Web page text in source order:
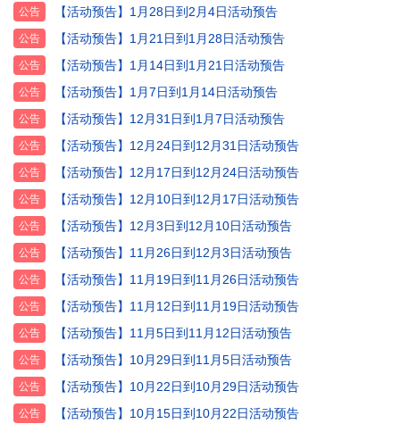
公告 【活动预告】1月28日到2月4日活动预告
公告 【活动预告】1月21日到1月28日活动预告
公告 【活动预告】1月14日到1月21日活动预告
公告 【活动预告】1月7日到1月14日活动预告
公告 【活动预告】12月31日到1月7日活动预告
公告 【活动预告】12月24日到12月31日活动预告
公告 【活动预告】12月17日到12月24日活动预告
公告 【活动预告】12月10日到12月17日活动预告
公告 【活动预告】12月3日到12月10日活动预告
公告 【活动预告】11月26日到12月3日活动预告
公告 【活动预告】11月19日到11月26日活动预告
公告 【活动预告】11月12日到11月19日活动预告
公告 【活动预告】11月5日到11月12日活动预告
公告 【活动预告】10月29日到11月5日活动预告
公告 【活动预告】10月22日到10月29日活动预告
公告 【活动预告】10月15日到10月22日活动预告